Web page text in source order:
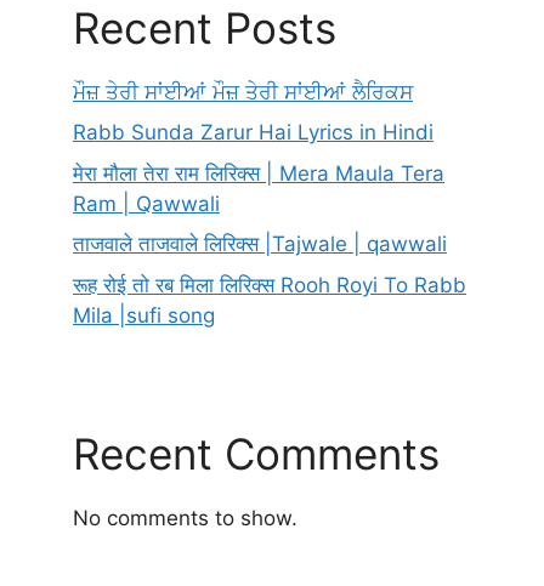
Recent Posts
ਮੌਜ਼ ਤੇਰੀ ਸਾਂਈਆਂ ਮੌਜ਼ ਤੇਰੀ ਸਾਂਈਆਂ ਲੈਰਿਕਸ
Rabb Sunda Zarur Hai Lyrics in Hindi
मेरा मौला तेरा राम लिरिक्स | Mera Maula Tera
Ram | Qawwali
ताजवाले ताजवाले लिरिक्स |Tajwale | qawwali
रूह रोई तो रब मिला लिरिक्स Rooh Royi To Rabb
Mila |sufi song
Recent Comments
No comments to show.